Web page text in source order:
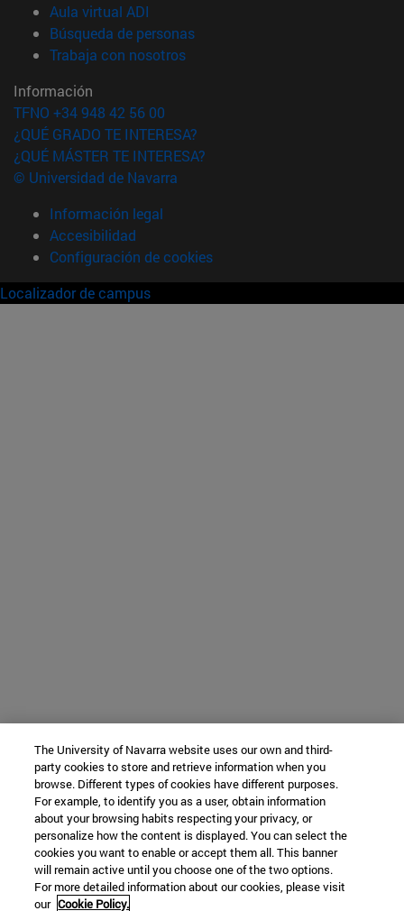
Aula virtual ADI
Búsqueda de personas(abre en nueva ventana)
Trabaja con nosotros(abre en nueva ventana)
Información
TFNO +34 948 42 56 00
¿QUÉ GRADO TE INTERESA?
¿QUÉ MÁSTER TE INTERESA?
© Universidad de Navarra
Información legal
Accesibilidad
Configuración de cookies
Localizador de campus
The University of Navarra website uses our own and third-
party cookies to store and retrieve information when you
browse. Different types of cookies have different purposes.
For example, to identify you as a user, obtain information
about your browsing habits respecting your privacy, or
personalize how the content is displayed. You can select the
cookies you want to enable or accept them all. This banner
will remain active until you choose one of the two options.
For more detailed information about our cookies, please visit
our Cookie Policy.